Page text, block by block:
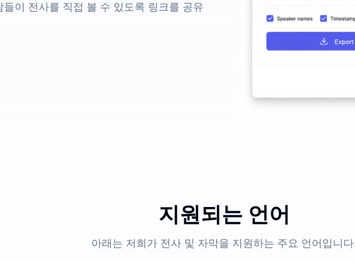
이 전사를 직접 볼 수 있도록 링크를 공유
지원되는 언어
아래는 저희가 전사 및 자막을 지원하는 주요 언어입니